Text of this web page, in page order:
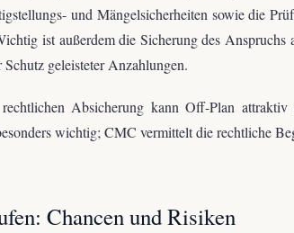
und Mängelsicherheiten sowie die
ist außerdem die Sicherung des Anspruchs
geleisteter Anzahlungen.
Absicherung kann Off-Plan attraktiv
wichtig; CMC vermittelt die rechtliche
Chancen und Risiken